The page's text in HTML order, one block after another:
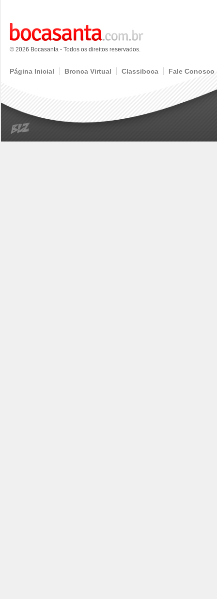
© 2026 Bocasanta - Todos os direitos reservados.
Página Inicial Bronca Virtual Classiboca Fale Conosco